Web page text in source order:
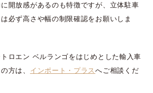
開放感があるのも特徴ですが、立体駐車
必ず高さや幅の制限確認をお願いしま
ロエン ベルランゴをはじめとした輸入車
方は、 インポート・プラスへご相談くだ